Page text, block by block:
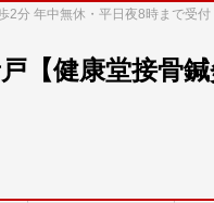
2分 年中無休・平日夜8時まで受付